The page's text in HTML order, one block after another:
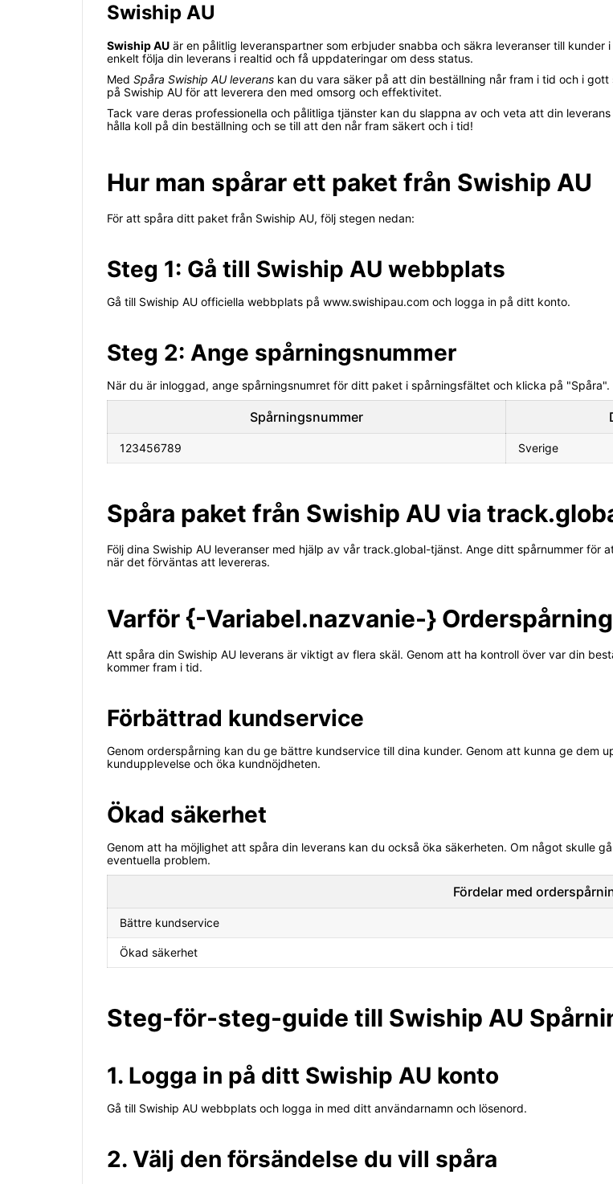
Swiship AU
Swiship AU är en pålitlig leveranspartner som erbjuder snabba och säkra leveranser till
enkelt följa din leverans i realtid och få uppdateringar om dess status.
Med Spåra Swiship AU leverans kan du vara säker på att din beställning når fram i tid och i
på Swiship AU för att leverera den med omsorg och effektivitet.
Tack vare deras professionella och pålitliga tjänster kan du slappna av och veta att din
hålla koll på din beställning och se till att den når fram säkert och i tid!
Hur man spårar ett paket från Swiship AU
För att spåra ditt paket från Swiship AU, följ stegen nedan:
Steg 1: Gå till Swiship AU webbplats
Gå till Swiship AU officiella webbplats på www.swishipau.com och logga in på ditt konto.
Steg 2: Ange spårningsnummer
När du är inloggad, ange spårningsnumret för ditt paket i spårningsfältet och klicka på "Spåra".
Spårningsnummer
123456789 Sverige
Spåra paket från Swiship AU via
Följ dina Swiship AU leveranser med hjälp av vår track.global-tjänst. Ange ditt spårnummer
när det förväntas att levereras.
Varför {-Variabel.nazvanie-}
Att spåra din Swiship AU leverans är viktigt av flera skäl. Genom att ha kontroll över var din
kommer fram i tid.
Förbättrad kundservice
Genom orderspårning kan du ge bättre kundservice till dina kunder. Genom att kunna ge dem
kundupplevelse och öka kundnöjdheten.
Ökad säkerhet
Genom att ha möjlighet att spåra din leverans kan du också öka säkerheten. Om något skulle
eventuella problem.
Fördelar med
Bättre kundservice
Ökad säkerhet
Steg-för-steg-guide till Swiship AU
1. Logga in på ditt Swiship AU konto
Gå till Swiship AU webbplats och logga in med ditt användarnamn och lösenord.
2. Välj den försändelse du vill spåra